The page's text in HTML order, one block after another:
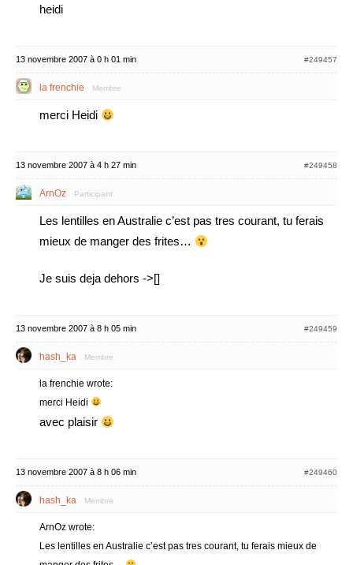
heidi
13 novembre 2007 à 0 h 01 min #249457
la frenchie Membre
merci Heidi
13 novembre 2007 à 4 h 27 min #249458
ArnOz Participant
Les lentilles en Australie c’est pas tres courant, tu ferais
mieux de manger des frites…
Je suis deja dehors ->[]
13 novembre 2007 à 8 h 05 min #249459
hash_ka Membre
la frenchie wrote:
merci Heidi
avec plaisir
13 novembre 2007 à 8 h 06 min #249460
hash_ka Membre
ArnOz wrote:
Les lentilles en Australie c’est pas tres courant, tu ferais mieux de